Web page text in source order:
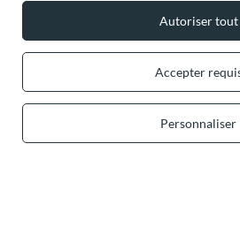
+49 32 2210 915 31 (allemand/anglais)
contact@vivisence.com
, DE13 0SH
Dans le magasin, nous présentons les
Accepter
Personnaliser
Autoriser tout